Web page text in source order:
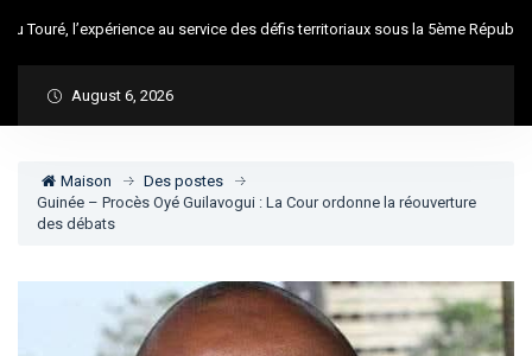
l’expérience au service des défis territoriaux sous la 5ème République
August 6, 2026
Maison
Des postes
Guinée – Procès Oyé Guilavogui : La Cour ordonne la réouverture
des débats